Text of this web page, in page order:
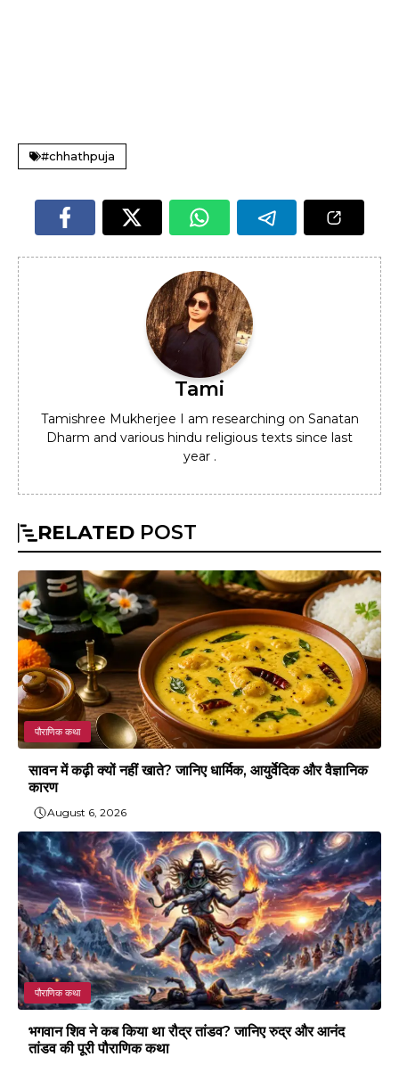
#chhathpuja
Tami
Tamishree Mukherjee I am researching on Sanatan
Dharm and various hindu religious texts since last
year .
RELATED POST
पौराणिक कथा
सावन में कढ़ी क्यों नहीं खाते? जानिए धार्मिक, आयुर्वेदिक और वैज्ञानिक
कारण
August 6, 2026
पौराणिक कथा
भगवान शिव ने कब किया था रौद्र तांडव? जानिए रुद्र और आनंद
तांडव की पूरी पौराणिक कथा